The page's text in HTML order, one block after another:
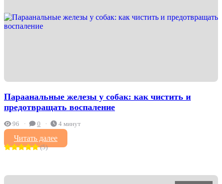
Параанальные железы у собак: как чистить и
предотвращать воспаление
96 0 4 минут
Читать далее
(5)